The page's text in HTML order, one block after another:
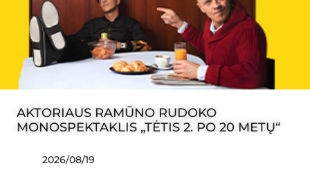
AKTORIAUS RAMŪNO RUDOKO
MONOSPEKTAKLIS „TĖTIS 2. PO 20 METŲ“
2026/08/19